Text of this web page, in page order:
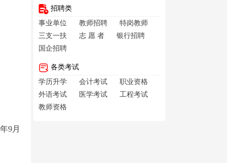
9月
招聘类
事业单位
教师招聘
特岗教师
三支一扶
志 愿 者
银行招聘
国企招聘
各类考试
学历升学
会计考试
职业资格
外语考试
医学考试
工程考试
教师资格